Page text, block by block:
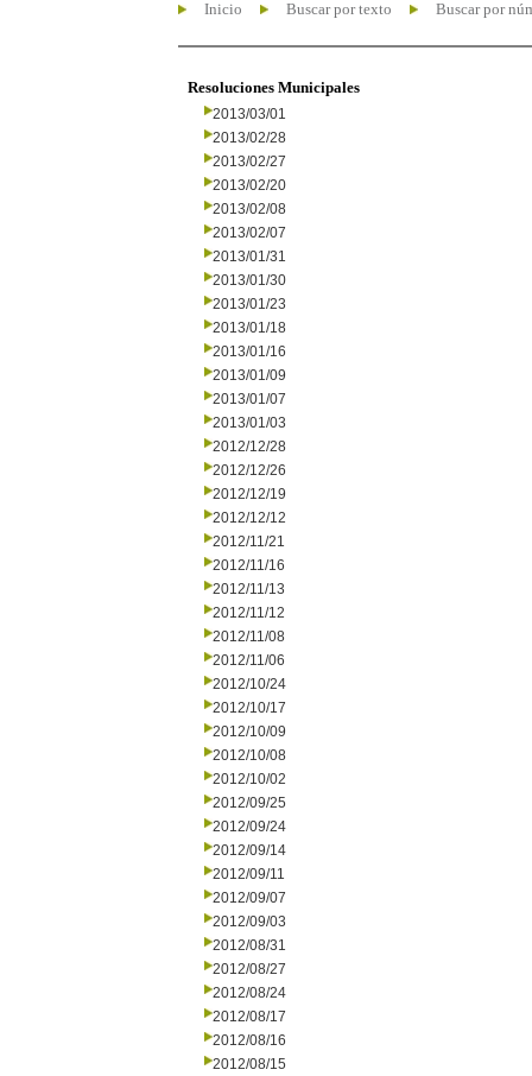
Inicio Buscar por texto Buscar por
Resoluciones Municipales
2013/03/01
2013/02/28
2013/02/27
2013/02/20
2013/02/08
2013/02/07
2013/01/31
2013/01/30
2013/01/23
2013/01/18
2013/01/16
2013/01/09
2013/01/07
2013/01/03
2012/12/28
2012/12/26
2012/12/19
2012/12/12
2012/11/21
2012/11/16
2012/11/13
2012/11/12
2012/11/08
2012/11/06
2012/10/24
2012/10/17
2012/10/09
2012/10/08
2012/10/02
2012/09/25
2012/09/24
2012/09/14
2012/09/11
2012/09/07
2012/09/03
2012/08/31
2012/08/27
2012/08/24
2012/08/17
2012/08/16
2012/08/15